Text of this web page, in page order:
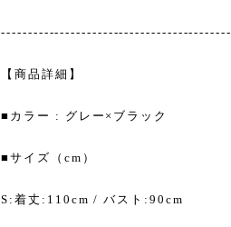
-------------------------------------------
【商品詳細】
■カラー : グレー×ブラック
■サイズ（cm）
S:着丈:110cm / バスト:90cm